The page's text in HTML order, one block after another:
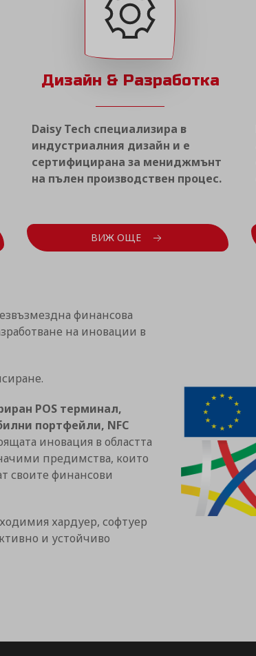
Дизайн & Разработка
Daisy Tech специализира в
индустриалния дизайн и е
сертифицирана за мениджмънт
на пълен производствен процес.
ВИЖ ОЩЕ
финансова
на иновации в
POS терминал,
портфейли, NFC
иновация в областта
предимства, които
своите финансови
хардуер, софтуер
и устойчиво